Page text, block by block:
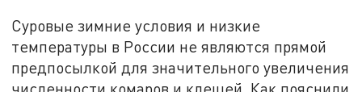
Суровые зимние условия и низкие
температуры в России не являются прямой
предпосылкой для значительного увеличения
численности комаров и клещей. Как пояснили